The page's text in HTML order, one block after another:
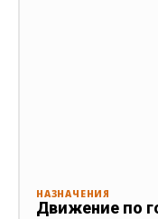
НАЗНАЧЕНИЯ
Движение по